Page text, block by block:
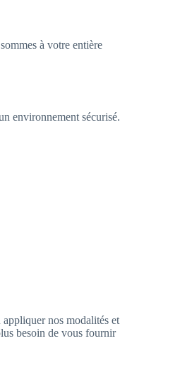
à votre entière
environnement sécurisé.
appliquer nos modalités et
besoin de vous fournir